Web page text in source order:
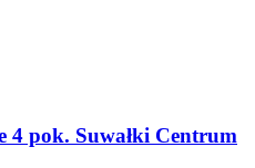
4 pok. Suwałki Centrum